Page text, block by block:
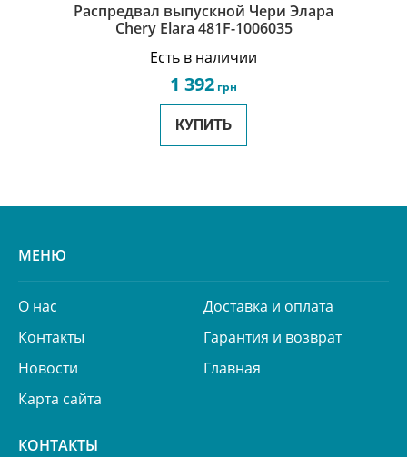
Распредвал выпускной Чери Элара
Chery Elara 481F-1006035
Есть в наличии
1 392 грн
КУПИТЬ
МЕНЮ
О нас
Доставка и оплата
Контакты
Гарантия и возврат
Новости
Главная
Карта сайта
КОНТАКТЫ